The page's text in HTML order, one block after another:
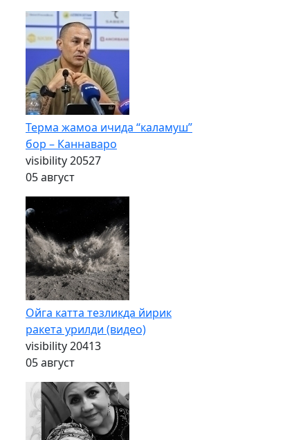
Терма жамоа ичида “каламуш”
бор – Каннаваро
visibility20527
05 август
Ойга катта тезликда йирик
ракета урилди (видео)
visibility20413
05 август